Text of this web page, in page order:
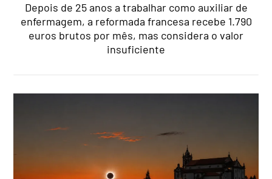
Depois de 25 anos a trabalhar como auxiliar de
enfermagem, a reformada francesa recebe 1.790
euros brutos por mês, mas considera o valor
insuficiente